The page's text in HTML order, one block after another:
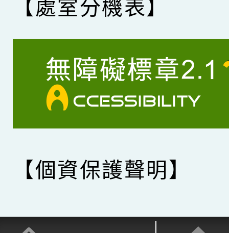
【處室分機表】
【個資保護聲明】